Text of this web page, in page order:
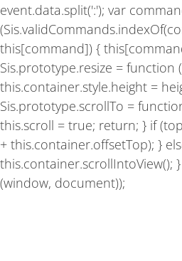
event.data.split(':'); var
this[command]) {
Sis.prototype.resize = function
this.container.style.height =
Sis.prototype.scrollTo =
this.scroll = true; return; } if
+ this.container.offsetTop); }
this.container.scrollIntoView(); }
(window, document));